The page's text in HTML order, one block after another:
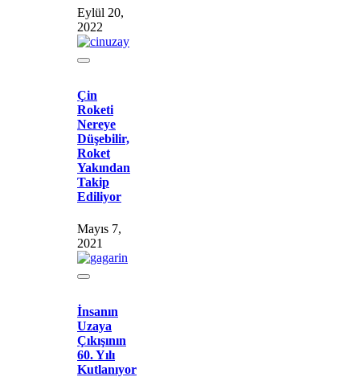
Eylül 20,
2022
Çin
Roketi
Nereye
Düşebilir,
Roket
Yakından
Takip
Ediliyor
Mayıs 7,
2021
İnsanın
Uzaya
Çıkışının
60. Yılı
Kutlanıyor